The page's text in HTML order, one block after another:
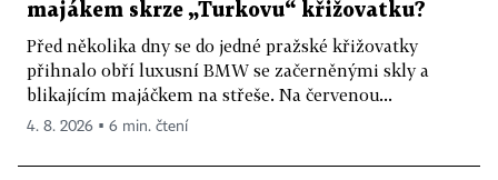
Světelský oltář;
majákem skrze „Turkovu“ křižovatku?
Před několika dny se do jedné pražské křižovatky
přihnalo obří luxusní BMW se začerněnými skly a
blikajícím majáčkem na střeše. Na červenou...
4. 8. 2026 ▪ 6 min. čtení